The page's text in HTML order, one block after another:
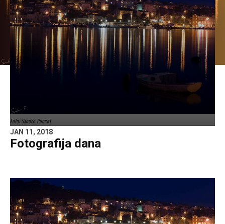
Foto: Sandro Puncet
JAN 11, 2018
Fotografija dana